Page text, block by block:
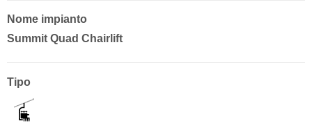
Nome impianto
Summit Quad Chairlift
Tipo